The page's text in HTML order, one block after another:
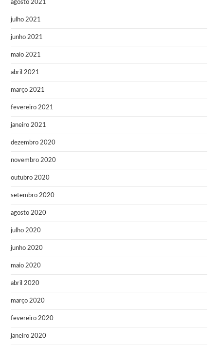
agosto 2021
julho 2021
junho 2021
maio 2021
abril 2021
março 2021
fevereiro 2021
janeiro 2021
dezembro 2020
novembro 2020
outubro 2020
setembro 2020
agosto 2020
julho 2020
junho 2020
maio 2020
abril 2020
março 2020
fevereiro 2020
janeiro 2020